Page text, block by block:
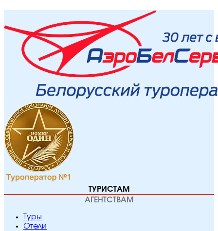
ТУРИСТАМ
АГЕНТСТВАМ
Туры
Отели